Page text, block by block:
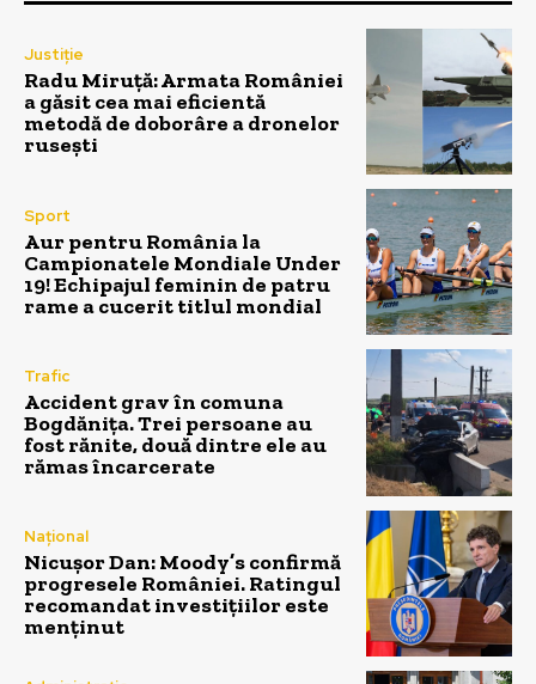
Justiție
Radu Miruță: Armata României
a găsit cea mai eficientă
metodă de doborâre a dronelor
rusești
Sport
Aur pentru România la
Campionatele Mondiale Under
19! Echipajul feminin de patru
rame a cucerit titlul mondial
Trafic
Accident grav în comuna
Bogdănița. Trei persoane au
fost rănite, două dintre ele au
rămas încarcerate
Național
Nicușor Dan: Moody’s confirmă
progresele României. Ratingul
recomandat investițiilor este
menținut